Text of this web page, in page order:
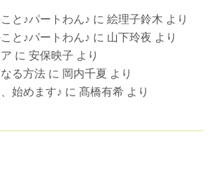
と♪パートわん♪ に 絵理子鈴木 より
と♪パートわん♪ に 山下玲夜 より
に 安保映子 より
る方法 に 岡内千夏 より
始めます♪ に 髙橋有希 より